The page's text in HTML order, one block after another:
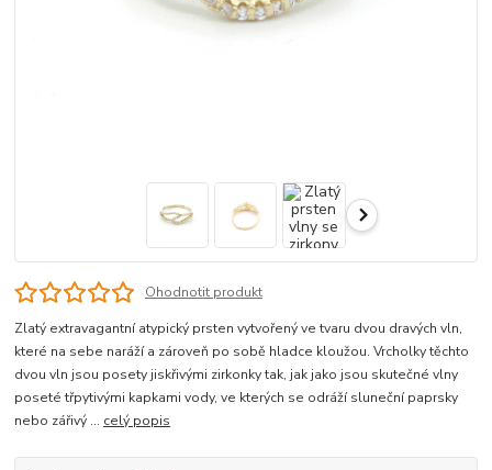
Ohodnotit produkt
Zlatý extravagantní atypický prsten vytvořený ve tvaru dvou dravých vln,
které na sebe naráží a zároveň po sobě hladce kloužou. Vrcholky těchto
dvou vln jsou posety jiskřivými zirkonky tak, jak jako jsou skutečné vlny
poseté třpytivými kapkami vody, ve kterých se odráží sluneční paprsky
nebo zářivý ... celý popis